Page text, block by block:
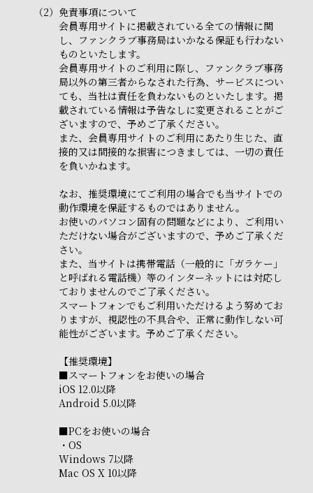
（2） 免責事項について
会員専用サイトに掲載されている全ての情報に関
し、ファンクラブ事務局はいかなる保証も行わない
ものといたします。
会員専用サイトのご利用に際し、ファンクラブ事務
局以外の第三者からなされた行為、サービスについ
ても、当社は責任を負わないものといたします。掲
載されている情報は予告なしに変更されることがご
ざいますので、予めご了承ください。
また、会員専用サイトのご利用にあたり生じた、直
接的又は間接的な損害につきましては、一切の責任
を負いかねます。
なお、推奨環境にてご利用の場合でも当サイトでの
動作環境を保証するものではありません。
お使いのパソコン固有の問題などにより、ご利用い
ただけない場合がございますので、予めご了承くだ
さい。
また、当サイトは携帯電話（一般的に「ガラケー」
と呼ばれる電話機）等のインターネットには対応し
ておりませんのでご了承ください。
スマートフォンでもご利用いただけるよう努めてお
りますが、視認性の不具合や、正常に動作しない可
能性がございます。予めご了承ください。
【推奨環境】
■スマートフォンをお使いの場合
iOS 12.0以降
Android 5.0以降
■PCをお使いの場合
・OS
Windows 7以降
Mac OS X 10以降